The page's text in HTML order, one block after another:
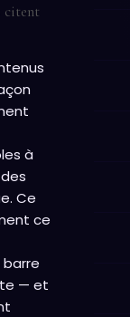
citent
à
Ce
ce
barre
— et